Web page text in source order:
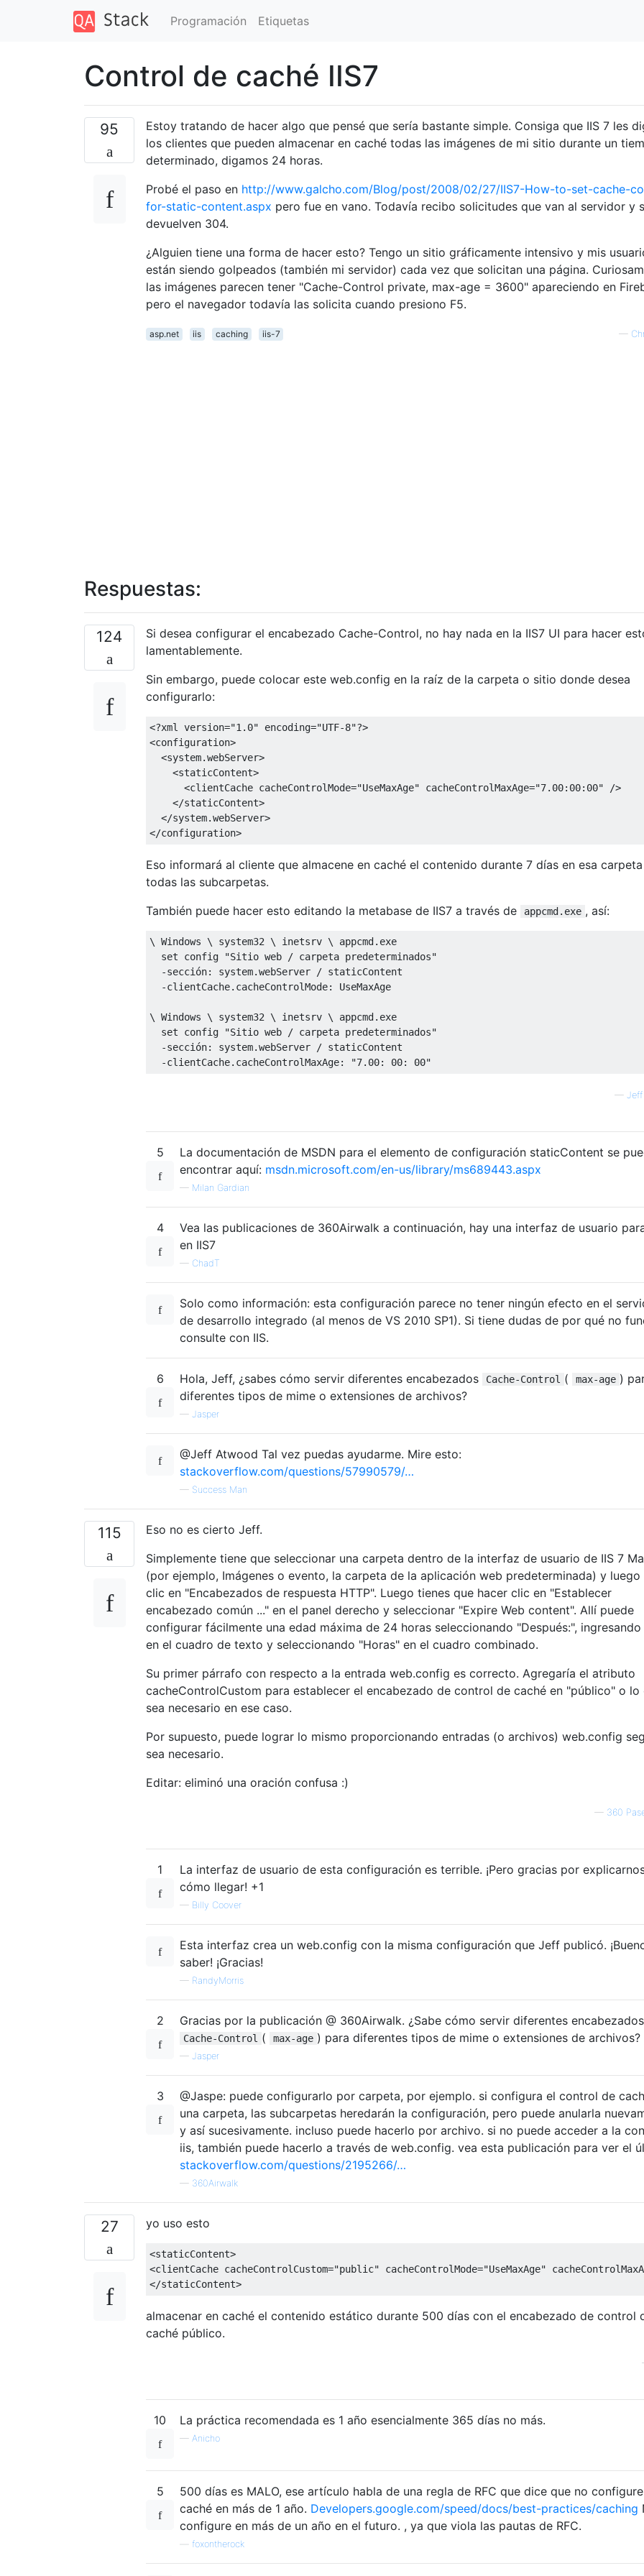
Programación Etiquetas
Control de caché IIS7
95
Estoy tratando de hacer algo que pensé que sería bastante simple. Consiga que IIS 7 les
los clientes que pueden almacenar en caché todas las imágenes de mi sitio durante un
determinado, digamos 24 horas.
Probé el paso en http://www.galcho.com/Blog/post/2008/02/27/IIS7-How-to-set-cache-
for-static-content.aspx pero fue en vano. Todavía recibo solicitudes que van al servidor y
devuelven 304.
¿Alguien tiene una forma de hacer esto? Tengo un sitio gráficamente intensivo y mis
están siendo golpeados (también mi servidor) cada vez que solicitan una página.
las imágenes parecen tener "Cache-Control private, max-age = 3600" apareciendo en
pero el navegador todavía las solicita cuando presiono F5.
asp.net iis caching iis-7 —
Respuestas:
124
Si desea configurar el encabezado Cache-Control, no hay nada en la IIS7 UI para hacer
lamentablemente.
Sin embargo, puede colocar este web.config en la raíz de la carpeta o sitio donde desea
configurarlo:
<?xml version="1.0" encoding="UTF-8"?>
<configuration>
<system.webServer>
<staticContent>
<clientCache cacheControlMode="UseMaxAge" cacheControlMaxAge="7.00:00:00"
/>
</staticContent>
</system.webServer>
</configuration>
Eso informará al cliente que almacene en caché el contenido durante 7 días en esa
todas las subcarpetas.
También puede hacer esto editando la metabase de IIS7 a través de
appcmd.exe , así:
\ Windows \ system32 \ inetsrv \ appcmd.exe
  set config "Sitio web / carpeta predeterminados"
  -sección: system.webServer / staticContent
  -clientCache.cacheControlMode: UseMaxAge
\ Windows \ system32 \ inetsrv \ appcmd.exe
  set config "Sitio web / carpeta predeterminados"
  -sección: system.webServer / staticContent
—
5
La documentación de MSDN para el elemento de configuración staticContent se
encontrar aquí: msdn.microsoft.com/en-us/library/ms689443.aspx
— Milan Gardian
4
Vea las publicaciones de 360Airwalk a continuación, hay una interfaz de usuario
en IIS7
— ChadT
Solo como información: esta configuración parece no tener ningún efecto en el
de desarrollo integrado (al menos de VS 2010 SP1). Si tiene dudas de por qué no
consulte con IIS.
6 Hola, Jeff, ¿sabes cómo servir diferentes encabezados Cache-Control ( max-age )
diferentes tipos de mime o extensiones de archivos?
— Jasper
@Jeff Atwood Tal vez puedas ayudarme. Mire esto:
stackoverflow.com/questions/57990579/…
— Success Man
115
Eso no es cierto Jeff.
Simplemente tiene que seleccionar una carpeta dentro de la interfaz de usuario de IIS 7
(por ejemplo, Imágenes o evento, la carpeta de la aplicación web predeterminada) y luego
clic en "Encabezados de respuesta HTTP". Luego tienes que hacer clic en "Establecer
encabezado común ..." en el panel derecho y seleccionar "Expire Web content". Allí puede
configurar fácilmente una edad máxima de 24 horas seleccionando "Después:",
en el cuadro de texto y seleccionando "Horas" en el cuadro combinado.
Su primer párrafo con respecto a la entrada web.config es correcto. Agregaría el atributo
cacheControlCustom para establecer el encabezado de control de caché en "público" o lo
sea necesario en ese caso.
Por supuesto, puede lograr lo mismo proporcionando entradas (o archivos) web.config
sea necesario.
Editar: eliminó una oración confusa :)
— 360
1
La interfaz de usuario de esta configuración es terrible. ¡Pero gracias por
cómo llegar! +1
— Billy Coover
Esta interfaz crea un web.config con la misma configuración que Jeff publicó.
saber! ¡Gracias!
— RandyMorris
2 Gracias por la publicación @ 360Airwalk. ¿Sabe cómo servir diferentes encabezados
Cache-Control ( max-age ) para diferentes tipos de mime o extensiones de archivos?
— Jasper
3
@Jaspe: puede configurarlo por carpeta, por ejemplo. si configura el control de
una carpeta, las subcarpetas heredarán la configuración, pero puede anularla
y así sucesivamente. incluso puede hacerlo por archivo. si no puede acceder a la
iis, también puede hacerlo a través de web.config. vea esta publicación para ver el
stackoverflow.com/questions/2195266/…
— 360Airwalk
27 yo uso esto
<staticContent>
<clientCache cacheControlCustom="public" cacheControlMode="UseMaxAge"
</staticContent>
almacenar en caché el contenido estático durante 500 días con el encabezado de control
caché público.
10 La práctica recomendada es 1 año esencialmente 365 días no más.
— Anicho
5
500 días es MALO, ese artículo habla de una regla de RFC que dice que no
caché en más de 1 año. Developers.google.com/speed/docs/best-practices/caching
configure en más de un año en el futuro. , ya que viola las pautas de RFC.
foxontherock